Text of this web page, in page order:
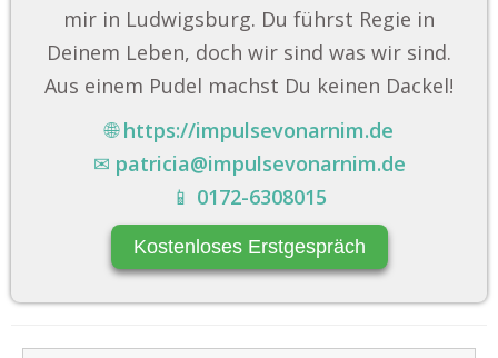
mir in Ludwigsburg. Du führst Regie in
Deinem Leben, doch wir sind was wir sind.
Aus einem Pudel machst Du keinen Dackel!
🌐https://impulsevonarnim.de
✉ patricia@impulsevonarnim.de
📱 0172-6308015
Kostenloses Erstgespräch